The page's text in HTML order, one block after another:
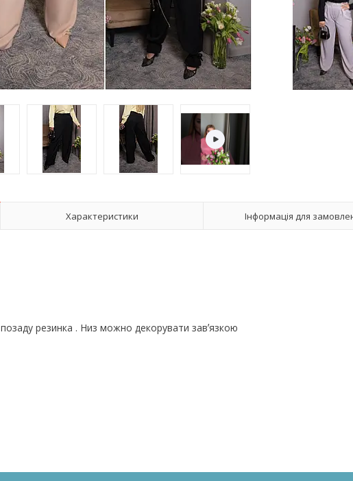
Характеристики Інформація для
резинка . Низ можно декорувати завʼязкою